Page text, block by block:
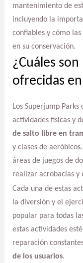
mantenimiento de
incluyendo la
confiables y cómo
en su conservación.
¿Cuáles
ofrecidas
Los Superjump
actividades físicas y
de salto libre en
y clases de
áreas de juegos de
realizar acrobacias y
Cada una de estas
la diversión y el
popular para todas
estas actividades
reparación
de los usuarios.